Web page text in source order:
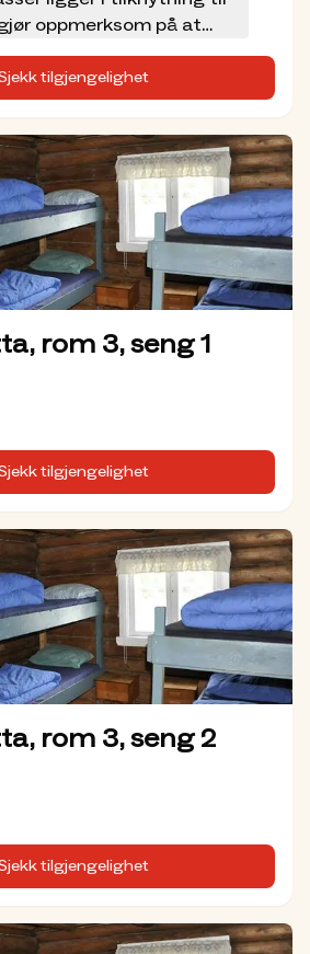
i Marka
oppmerksom på at
bli like kaldt som ute året
ordentlig lydisolerende
tilgjengelighet
rom 3, seng 1
tilgjengelighet
rom 3, seng 2
tilgjengelighet